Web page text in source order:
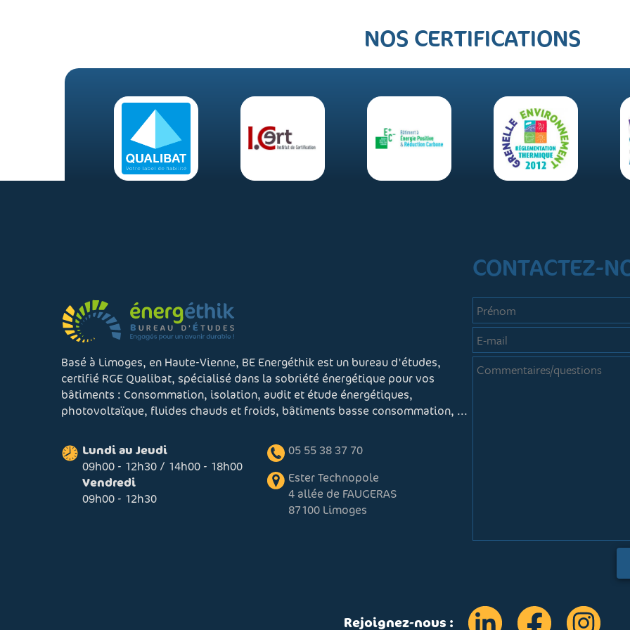
NOS CERTIFICATIONS
Basé à Limoges, en Haute-Vienne, BE Energéthik est un bureau d'études,
certifié RGE Qualibat, spécialisé dans la sobriété énergétique pour vos
bâtiments : Consommation, isolation, audit et étude énergétiques,
photovoltaïque, fluides chauds et froids, bâtiments basse consommation, ...
Lundi au Jeudi
09h00 - 12h30 / 14h00 - 18h00
Vendredi
09h00 - 12h30
05 55 38 37 70
Ester Technopole
4 allée de FAUGERAS
87100 Limoges
CONTACTEZ-